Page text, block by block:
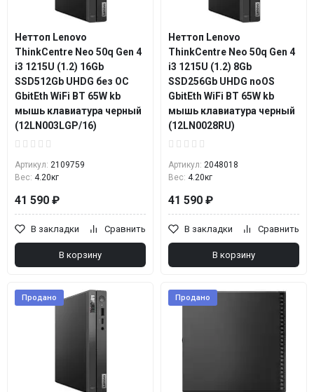
Неттоп Lenovo
ThinkCentre Neo 50q Gen 4
i3 1215U (1.2) 16Gb
SSD512Gb UHDG без ОС
GbitEth WiFi BT 65W kb
мышь клавиатура черный
(12LN003LGP/16)
Артикул: 2109759
Вес: 4.20кг
41 590 ₽
В закладки Сравнить
В корзину
Неттоп Lenovo
ThinkCentre Neo 50q Gen 4
i3 1215U (1.2) 8Gb
SSD256Gb UHDG noOS
GbitEth WiFi BT 65W kb
мышь клавиатура черный
(12LN0028RU)
Артикул: 2048018
Вес: 4.20кг
41 590 ₽
В закладки Сравнить
В корзину
Продано Продано